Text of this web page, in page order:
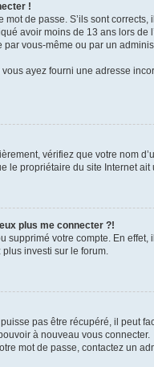
!
de passe. S’ils sont
avoir moins de 13 ans lors
vous-même ou par un
ayez fourni une adresse
vérifiez que votre nom
le propriétaire du site Internet
plus me connecter ?!
supprimé votre compte. En
investi sur le forum.
pas être récupéré, il peut
à nouveau vous connecter.
mot de passe, contactez un